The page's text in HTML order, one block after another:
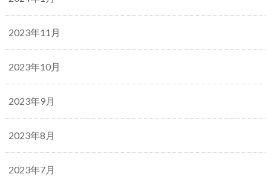
2023年11月
2023年10月
2023年9月
2023年8月
2023年7月